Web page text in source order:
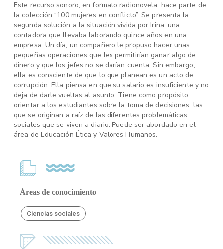
Este recurso sonoro, en formato radionovela, hace parte de
la colección “100 mujeres en conflicto”. Se presenta la
segunda solución a la situación vivida por Irina, una
contadora que llevaba laborando quince años en una
empresa. Un día, un compañero le propuso hacer unas
pequeñas operaciones que les permitirían ganar algo de
dinero y que los jefes no se darían cuenta. Sin embargo,
ella es consciente de que lo que planean es un acto de
corrupción. Ella piensa en que su salario es insuficiente y no
deja de darle vueltas al asunto. Tiene como propósito
orientar a los estudiantes sobre la toma de decisiones, las
que se originan a raíz de las diferentes problemáticas
sociales que se viven a diario. Puede ser abordado en el
área de Educación Ética y Valores Humanos.
Áreas de conocimiento
Ciencias sociales